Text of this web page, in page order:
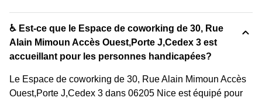
♿ Est-ce que le Espace de coworking de 30, Rue
Alain Mimoun Accès Ouest,Porte J,Cedex 3 est
accueillant pour les personnes handicapées?
Le Espace de coworking de 30, Rue Alain Mimoun Accès
Ouest,Porte J,Cedex 3 dans 06205 Nice est équipé pour